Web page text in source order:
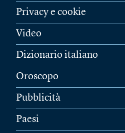
Privacy e cookie
Video
Dizionario italiano
Oroscopo
Pubblicità
Paesi